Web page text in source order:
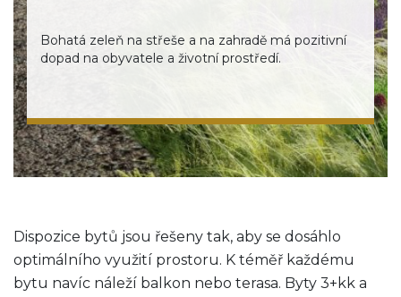
Bohatá zeleň na střeše a na zahradě má pozitivní
dopad na obyvatele a životní prostředí.
Dispozice bytů jsou řešeny tak, aby se dosáhlo
optimálního využití prostoru. K téměř každému
bytu navíc náleží balkon nebo terasa. Byty 3+kk a